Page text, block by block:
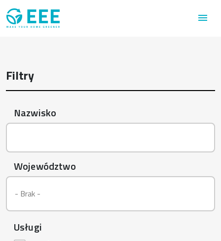
Przejdź do treści
menu
Filtry
Nazwisko
Województwo
Usługi